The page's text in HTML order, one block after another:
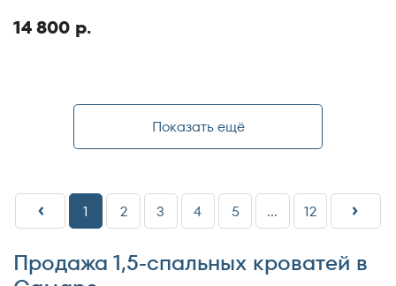
14 800 р.
Показать ещё
1 2 3 4 5 ... 12
Продажа 1,5-спальных кроватей в